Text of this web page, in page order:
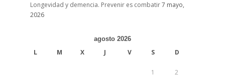
Longevidad y demencia. Prevenir es combatir7 mayo,
2026
agosto 2026
L M X J V S D
1 2